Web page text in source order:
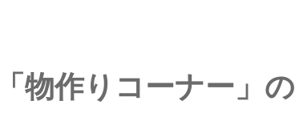
物作りコーナー」の